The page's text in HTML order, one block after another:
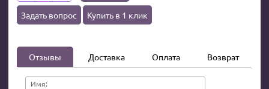
Задать вопрос Купить в 1 клик
Отзывы Доставка Оплата Возврат
Имя: